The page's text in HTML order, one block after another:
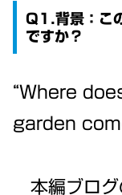
Q1.背景：こ
ですか？
“Where
garden
本編ブログ